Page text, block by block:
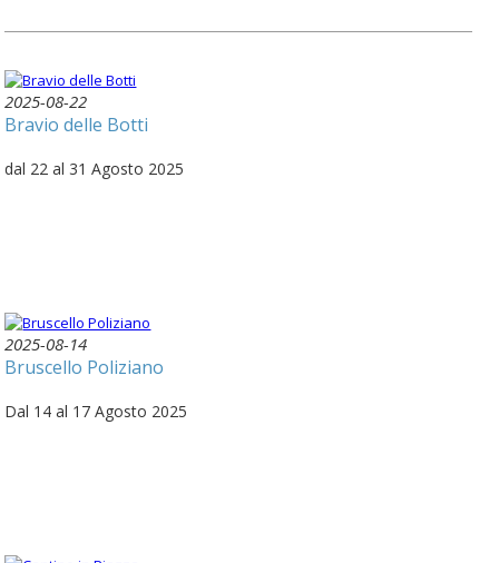
2025-08-22
Bravio delle Botti
dal 22 al 31 Agosto 2025
2025-08-14
Bruscello Poliziano
Dal 14 al 17 Agosto 2025